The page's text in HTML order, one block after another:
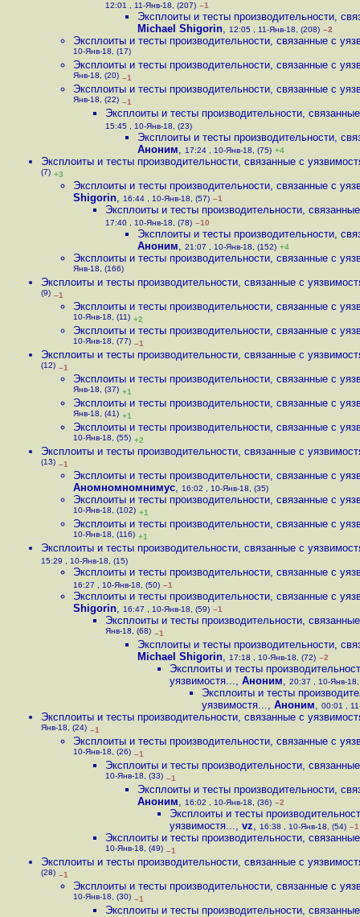
12:01 , 11-Янв-18, (207) –1
Эксплоиты и тесты производительности,
Michael Shigorin, 12:05 , 11-Янв-18, (208) –2
Эксплоиты и тесты производительности, связанные с
10-Янв-18, (17)
Эксплоиты и тесты производительности, связанные с
Янв-18, (20) –1
Эксплоиты и тесты производительности, связанные с
Янв-18, (22) –1
Эксплоиты и тесты производительности,
15:45 , 10-Янв-18, (23)
Эксплоиты и тесты производительности,
Аноним, 17:24 , 10-Янв-18, (75) +4
Эксплоиты и тесты производительности, связанные с
(7) +3
Эксплоиты и тесты производительности, связанные с
Shigorin, 16:44 , 10-Янв-18, (57) –1
Эксплоиты и тесты производительности,
17:40 , 10-Янв-18, (78) –10
Эксплоиты и тесты производительности,
Аноним, 21:07 , 10-Янв-18, (152) +4
Эксплоиты и тесты производительности, связанные с
Янв-18, (166)
Эксплоиты и тесты производительности, связанные с
(9) –1
Эксплоиты и тесты производительности, связанные с
10-Янв-18, (11) +2
Эксплоиты и тесты производительности, связанные с
10-Янв-18, (77) –1
Эксплоиты и тесты производительности, связанные с
(12) –1
Эксплоиты и тесты производительности, связанные с
Янв-18, (37) +1
Эксплоиты и тесты производительности, связанные с
Янв-18, (41) +1
Эксплоиты и тесты производительности, связанные с
10-Янв-18, (55) +2
Эксплоиты и тесты производительности, связанные с
(13) –1
Эксплоиты и тесты производительности, связанные с
Аномномномнимус, 16:02 , 10-Янв-18, (35)
Эксплоиты и тесты производительности, связанные с
10-Янв-18, (102) +1
Эксплоиты и тесты производительности, связанные с
10-Янв-18, (116) +1
Эксплоиты и тесты производительности, связанные с
15:29 , 10-Янв-18, (15)
Эксплоиты и тесты производительности, связанные с
16:27 , 10-Янв-18, (50) –1
Эксплоиты и тесты производительности, связанные с
Shigorin, 16:47 , 10-Янв-18, (59) –1
Эксплоиты и тесты производительности,
Янв-18, (68) –1
Эксплоиты и тесты производительности,
Michael Shigorin, 17:18 , 10-Янв-18, (72) –2
Эксплоиты и тесты
уязвимостя..., Аноним, 20:37 , 10-Янв-
Эксплоиты и тесты
уязвимостя..., Аноним, 00:01 ,
Эксплоиты и тесты производительности, связанные с
Янв-18, (24) –1
Эксплоиты и тесты производительности, связанные с
10-Янв-18, (26) –1
Эксплоиты и тесты производительности,
10-Янв-18, (33) –1
Эксплоиты и тесты производительности,
Аноним, 16:02 , 10-Янв-18, (36) –2
Эксплоиты и тесты
уязвимостя..., vz, 16:38 , 10-Янв-18, (54) –1
Эксплоиты и тесты производительности,
10-Янв-18, (49) –1
Эксплоиты и тесты производительности, связанные с
(28) –1
Эксплоиты и тесты производительности, связанные с
10-Янв-18, (30) –1
Эксплоиты и тесты производительности,